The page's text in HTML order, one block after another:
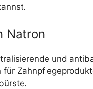
Natron
und